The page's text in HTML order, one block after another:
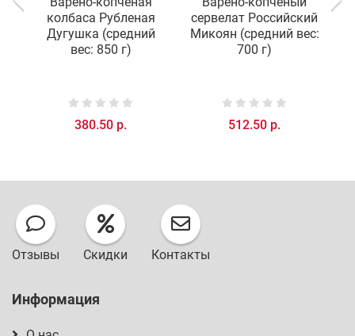
колбаса Рубленая
Дугушка (средний
вес: 850 г)
380.50 р.
сервелат Российский
Микоян (средний вес:
700 г)
512.50 р.
Отзывы Скидки Контакты
Информация